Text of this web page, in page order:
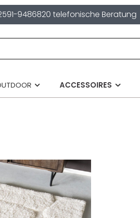
9486820 telefonische Beratung
ACCESSOIRES